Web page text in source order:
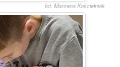
fot. Marzena Kościelniak